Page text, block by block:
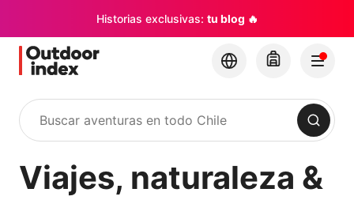
Historias exclusivas: tu blog 🔥
Buscar
Viajes, naturaleza &